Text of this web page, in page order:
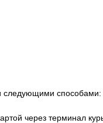
следующими способами:
через терминал